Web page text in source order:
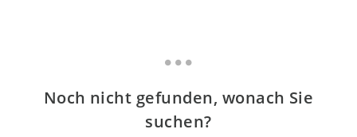
Noch nicht gefunden, wonach Sie
suchen?